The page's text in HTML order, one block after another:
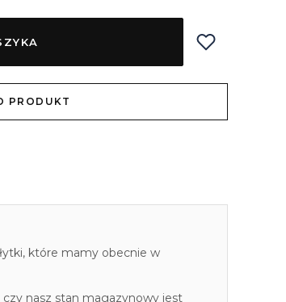
PRODUKT
które mamy obecnie w
czy nasz stan magazynowy jest